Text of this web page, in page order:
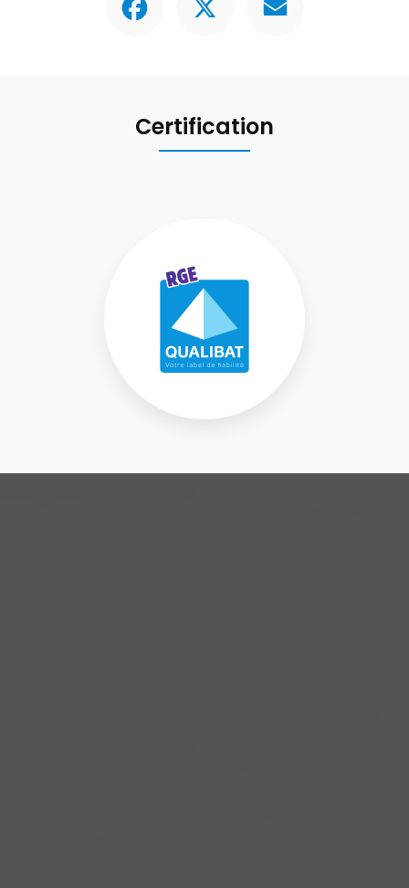
Certification